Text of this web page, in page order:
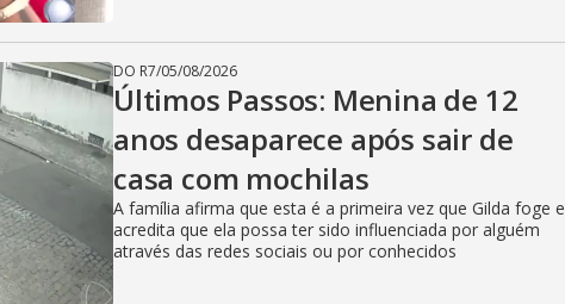
DO R7/05/08/2026
Últimos Passos: Menina de 12
anos desaparece após sair de
casa com mochilas
A família afirma que esta é a primeira vez que Gilda foge e
acredita que ela possa ter sido influenciada por alguém
através das redes sociais ou por conhecidos